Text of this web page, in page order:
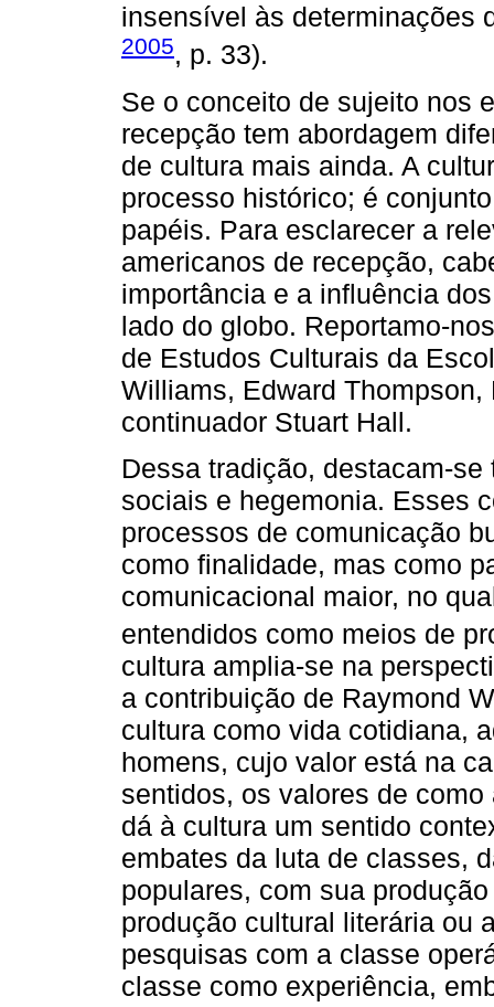
insensível às determinações
2005, p. 33).
Se o conceito de sujeito nos
recepção tem abordagem
de cultura mais ainda. A
processo histórico; é
papéis. Para esclarecer a
americanos de recepção,
importância e a influência
lado do globo. Reportamo-
de Estudos Culturais da
Williams, Edward
continuador Stuart Hall.
Dessa tradição, destacam-
sociais e hegemonia. Esses
processos de comunicação
como finalidade, mas como
comunicacional maior, no
entendidos como meios de
cultura amplia-se na
a contribuição de Raymond
cultura como vida cotidiana,
homens, cujo valor está na
sentidos, os valores de
dá à cultura um sentido
embates da luta de classes,
populares, com sua
produção cultural literária ou
pesquisas com a classe
classe como experiência,